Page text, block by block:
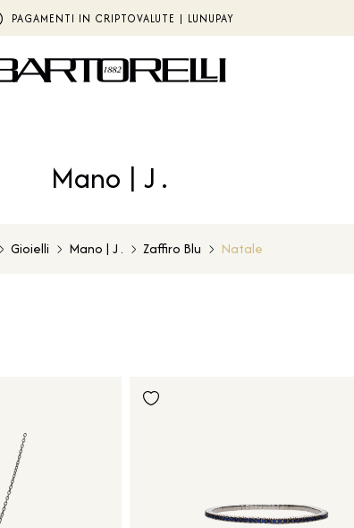
PAGAMENTI IN CRIPTOVALUTE | LUNUPAY
Mano | J .
Gioielli Mano | J . Zaffiro Blu Natale